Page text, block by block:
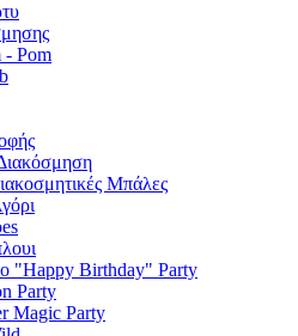
- Pom
Μπάλες
"Happy Birthday" Party
Party
Magic Party